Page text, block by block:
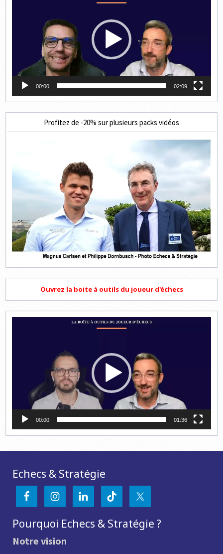
00:00 02:09
Profitez de -20% sur plusieurs packs vidéos
Ouvrez la boite à outils du joueur d'échecs
00:00 01:36
Echecs & Stratégie
Pourquoi Echecs & Stratégie ?
Notre vision